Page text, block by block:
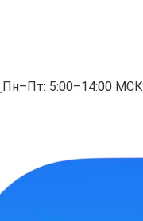
Пн–Пт: 5:00–14:00 МСК